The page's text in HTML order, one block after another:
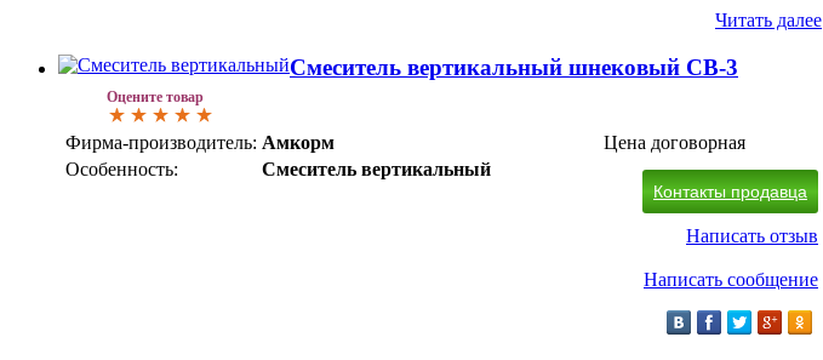
Читать далее
Оцените товар
Смеситель вертикальный шнековый СВ-3
Фирма-производитель: Амкорм
Особенность:
Смеситель вертикальный
Цена договорная
Контакты продавца
Написать отзыв
Написать сообщение